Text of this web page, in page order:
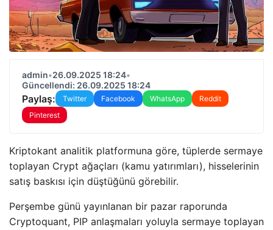
admin•26.09.2025 18:24•
Güncellendi: 26.09.2025 18:24
Paylaş: Twitter Facebook WhatsApp
Reddit
Pinterest
Kriptokant analitik platformuna göre, tüplerde sermaye
toplayan Crypt ağaçları (kamu yatırımları), hisselerinin
satış baskısı için düştüğünü görebilir.
Perşembe günü yayınlanan bir pazar raporunda
Cryptoquant, PIP anlaşmaları yoluyla sermaye toplayan